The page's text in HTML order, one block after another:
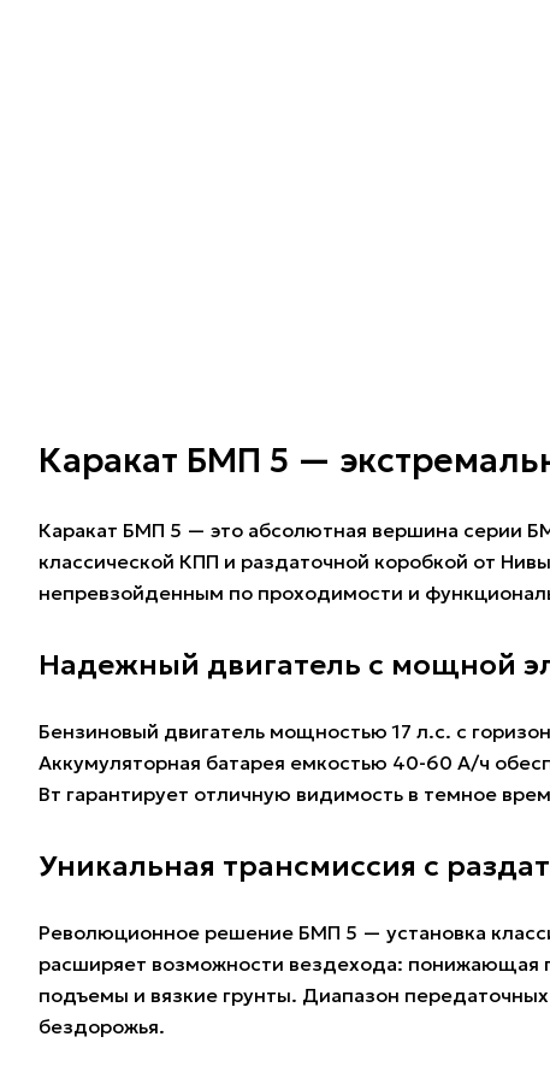
Каракат БМП 5 —
Каракат БМП 5 — это абсолютная вершина серии
классической КПП и раздаточной коробкой от
непревзойденным по проходимости и
Надежный двигатель с мощной
Бензиновый двигатель мощностью 17 л.с. с
Аккумуляторная батарея емкостью 40-60 А/ч
Вт гарантирует отличную видимость в темное
Уникальная трансмиссия с
Революционное решение БМП 5 — установка
расширяет возможности вездехода: понижающая
подъемы и вязкие грунты. Диапазон
бездорожья.